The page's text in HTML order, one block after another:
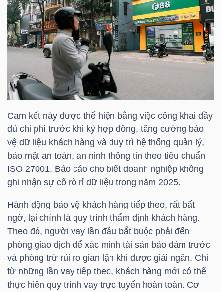
Cam kết này được thể hiện bằng việc công khai đầy
đủ chi phí trước khi ký hợp đồng, tăng cường bảo
vệ dữ liệu khách hàng và duy trì hệ thống quản lý,
bảo mật an toàn, an ninh thông tin theo tiêu chuẩn
ISO 27001. Báo cáo cho biết doanh nghiệp không
ghi nhận sự cố rò rỉ dữ liệu trong năm 2025.
Hành động bảo vệ khách hàng tiếp theo, rất bất
ngờ, lại chính là quy trình thẩm định khách hàng.
Theo đó, người vay lần đầu bắt buộc phải đến
phòng giao dịch để xác minh tài sản bảo đảm trước
và phòng trừ rủi ro gian lận khi được giải ngân. Chỉ
từ những lần vay tiếp theo, khách hàng mới có thể
thực hiện quy trình vay trực tuyến hoàn toàn. Cơ
PHÂN
TÍCH
VIETSTOCKFINANCE
NGÀNH
DOANH
NGHIỆP
CỔ